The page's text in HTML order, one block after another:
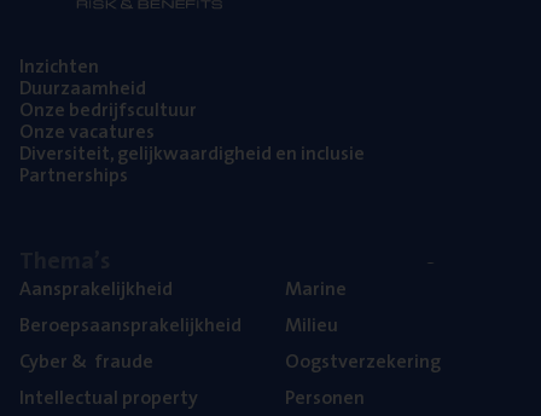
Inzich­ten
Duur­zaam­heid
Onze bedrijfs­cul­tuur
Onze vaca­tu­res
Diver­si­teit, gelijk­waar­dig­heid en inclusie
Part­ner­ships
Aan­spra­ke­lijk­heid
Beroeps­aan­spra­ke­lijk­heid
Cyber& fraude
Intel­lec­tu­al property
Mari­ne
Mili­eu
Oogst­ver­ze­ke­ring
Per­so­nen